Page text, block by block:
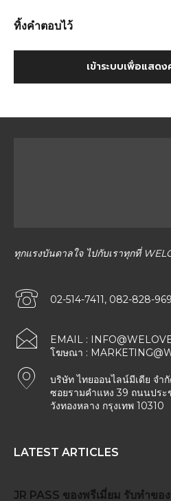
ทิ้งคำตอบไว้
เข้าระบบเพื่อแสด
ทุกแรงบันดาลใจ ไปกับเราทุกที่
02-514-7411, 082-828-
EMAIL :
โฆษณา :
บริษัท ไทยออนไลน์มีเดีย จำ
ซอยรามคำแหง 39 ถนนประ
วังทองหลาง กรุงเทพ 10310
LATEST ARTICLES
JR PASS ของพรีเมี่ยม รับทำขอ